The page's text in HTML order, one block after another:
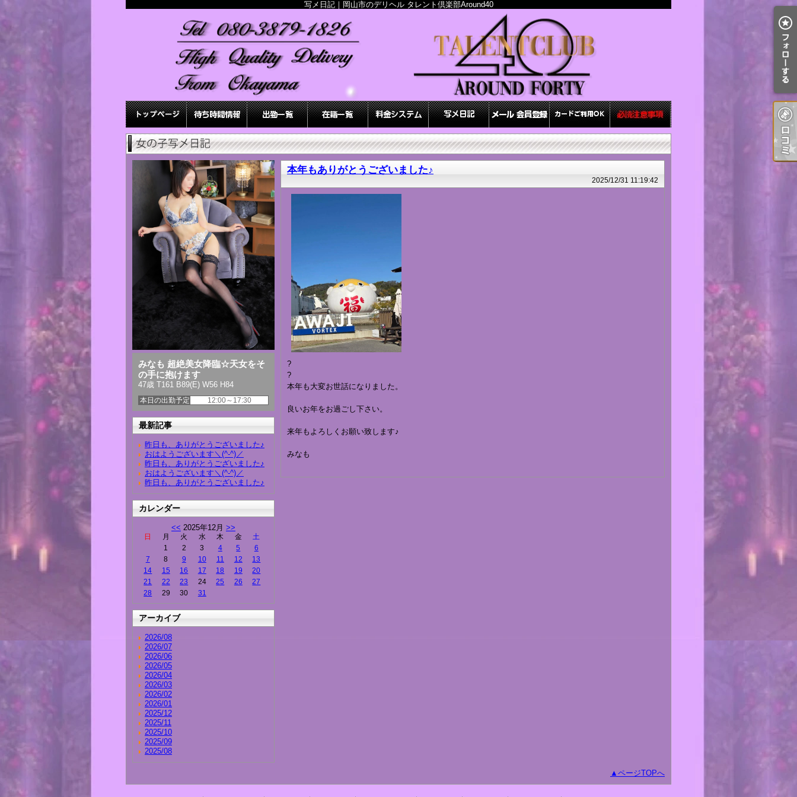
写メ日記｜岡山市のデリヘル タレント倶楽部Around40
みなも 超絶美女降臨☆天女をそ
の手に抱けます
47歳 T161 B89(E) W56 H84
本日の出勤予定 12:00～17:30
最新記事
昨日も、ありがとうございました♪
おはようございます＼(^-^)／
昨日も、ありがとうございました♪
おはようございます＼(^-^)／
昨日も、ありがとうございました♪
カレンダー
<< 2025年12月 >>
日 月 火 水 木 金
土
1
2 3 4 5
6
7
8 9 10 11 12
13
14
15 16 17 18 19
20
21
22 23 24 25 26
27
28
29 30 31
アーカイブ
2026/08
2026/07
2026/06
2026/05
2026/04
2026/03
2026/02
2026/01
2025/12
2025/11
2025/10
2025/09
2025/08
本年もありがとうございました♪
2025/12/31 11:19:42
?
?
本年も大変お世話になりました。
良いお年をお過ごし下さい。
来年もよろしくお願い致します♪
みなも
ページTOPへ